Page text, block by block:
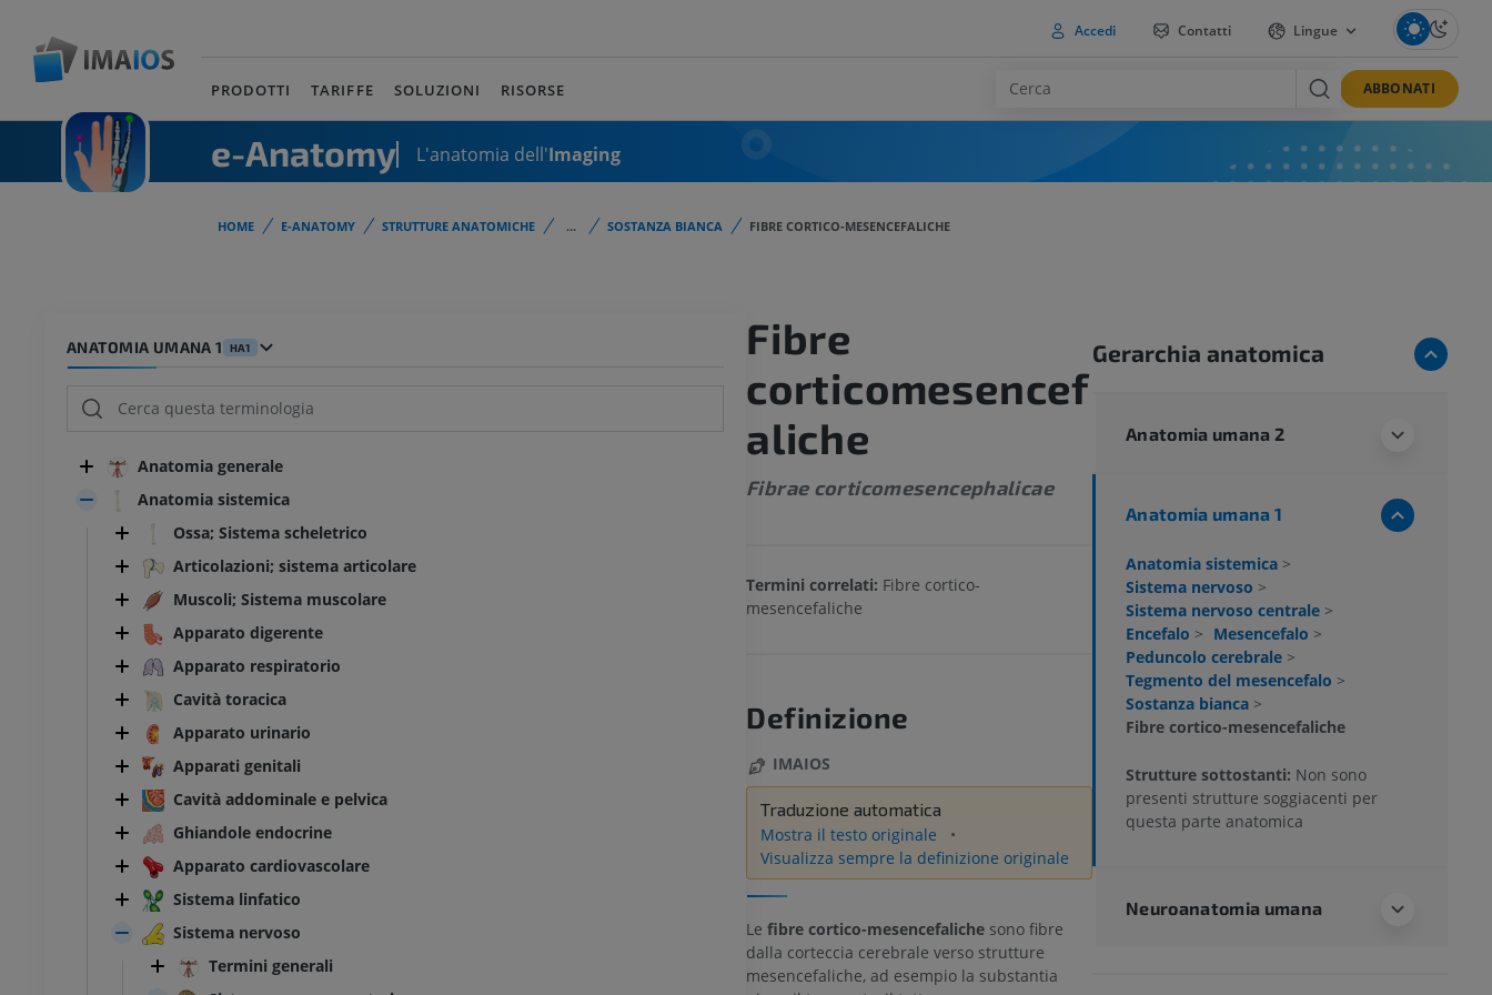
Accedi Contatti Lingue
PRODOTTI TARIFFE SOLUZIONI RISORSE ABBONATI
e-Anatomy L'anatomia dell'Imaging
HOME E-ANATOMY STRUTTURE ANATOMICHE ... SOSTANZA BIANCA FIBRE CORTICO-MESENCEFALICHE
ANATOMIA UMANA 1 HA1
Anatomia generale
Anatomia sistemica
Ossa; Sistema scheletrico
Articolazioni; sistema articolare
Muscoli; Sistema muscolare
Apparato digerente
Apparato respiratorio
Cavità toracica
Apparato urinario
Apparati genitali
Cavità addominale e pelvica
Ghiandole endocrine
Apparato cardiovascolare
Sistema linfatico
Sistema nervoso
Termini generali
Fibre
corticomesencef
aliche
Fibrae corticomesencephalicae
Termini correlati: Fibre cortico-
mesencefaliche
Definizione
IMAIOS
Traduzione automatica
Mostra il testo originale
Visualizza sempre la definizione originale
Le fibre cortico-mesencefaliche sono fibre
dalla corteccia cerebrale verso strutture
mesencefaliche, ad esempio la substantia
Gerarchia anatomica
Anatomia umana 2
Anatomia umana 1
Anatomia sistemica >
Sistema nervoso >
Sistema nervoso centrale >
Encefalo > Mesencefalo >
Peduncolo cerebrale >
Tegmento del mesencefalo >
Sostanza bianca >
Fibre cortico-mesencefaliche
Strutture sottostanti: Non sono
presenti strutture soggiacenti per
questa parte anatomica
Neuroanatomia umana